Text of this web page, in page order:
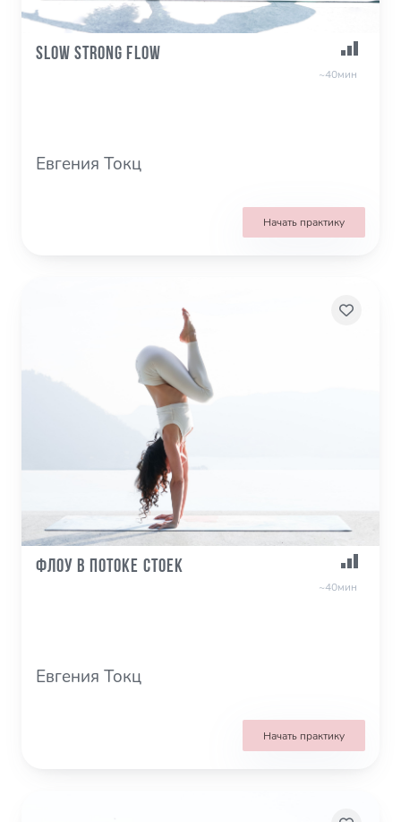
Slow Strong Flow
~40мин
Евгения Токц
Начать практику
Флоу в потоке стоек
~40мин
Евгения Токц
Начать практику